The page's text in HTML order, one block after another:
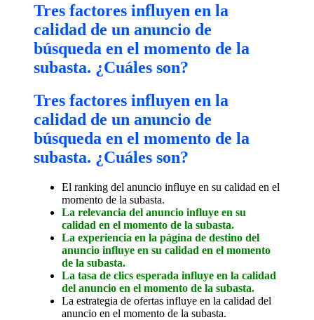
Tres factores influyen en la
calidad de un anuncio de
búsqueda en el momento de la
subasta. ¿Cuáles son?
Tres factores influyen en la
calidad de un anuncio de
búsqueda en el momento de la
subasta. ¿Cuáles son?
El ranking del anuncio influye en su calidad en el
momento de la subasta.
La relevancia del anuncio influye en su
calidad en el momento de la subasta.
La experiencia en la página de destino del
anuncio influye en su calidad en el momento
de la subasta.
La tasa de clics esperada influye en la calidad
del anuncio en el momento de la subasta.
La estrategia de ofertas influye en la calidad del
anuncio en el momento de la subasta.